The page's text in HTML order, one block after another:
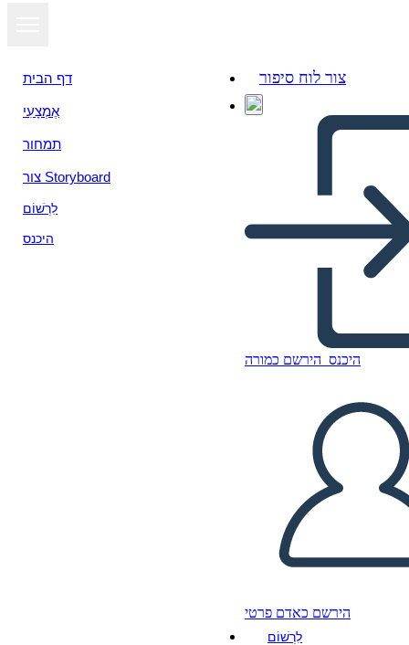
דף הבית
אֶמְצָעִי
תמחור
צור Storyboard
לִרְשׁוֹם
היכנס
צור לוח סיפור
היכנס הירשם כמורה
הירשם כאדם פרטי
לִרְשׁוֹם
תבנית פוסטר לכותרת חדשות
העתק את לוח התכנון הזה